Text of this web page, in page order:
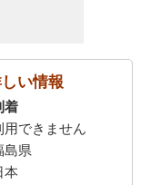
い情報
着
用できません
島県
本